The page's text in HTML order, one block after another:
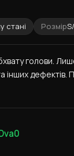
стані Розмір
голови.
інших дефектів.